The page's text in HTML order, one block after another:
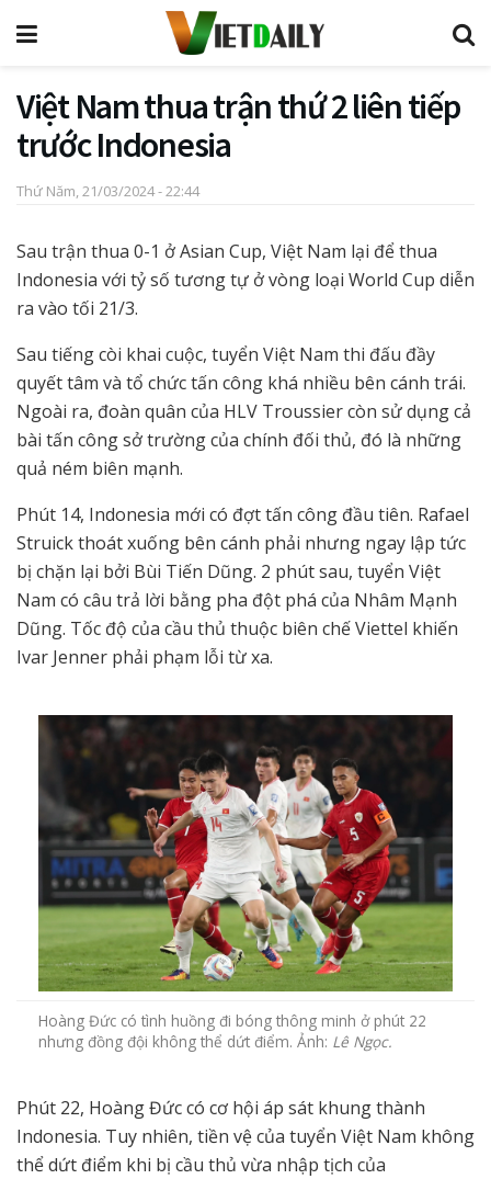
Việt Nam thua trận thứ 2 liên tiếp
trước Indonesia
Thứ Năm, 21/03/2024 - 22:44
Sau trận thua 0-1 ở Asian Cup, Việt Nam lại để thua
Indonesia với tỷ số tương tự ở vòng loại World Cup diễn
ra vào tối 21/3.
Sau tiếng còi khai cuộc, tuyển Việt Nam thi đấu đầy
quyết tâm và tổ chức tấn công khá nhiều bên cánh trái.
Ngoài ra, đoàn quân của HLV Troussier còn sử dụng cả
bài tấn công sở trường của chính đối thủ, đó là những
quả ném biên mạnh.
Phút 14, Indonesia mới có đợt tấn công đầu tiên. Rafael
Struick thoát xuống bên cánh phải nhưng ngay lập tức
bị chặn lại bởi Bùi Tiến Dũng. 2 phút sau, tuyển Việt
Nam có câu trả lời bằng pha đột phá của Nhâm Mạnh
Dũng. Tốc độ của cầu thủ thuộc biên chế Viettel khiến
Ivar Jenner phải phạm lỗi từ xa.
Hoàng Đức có tình huồng đi bóng thông minh ở phút 22
nhưng đồng đội không thể dứt điểm. Ảnh: Lê Ngọc.
Phút 22, Hoàng Đức có cơ hội áp sát khung thành
Indonesia. Tuy nhiên, tiền vệ của tuyển Việt Nam không
thể dứt điểm khi bị cầu thủ vừa nhập tịch của